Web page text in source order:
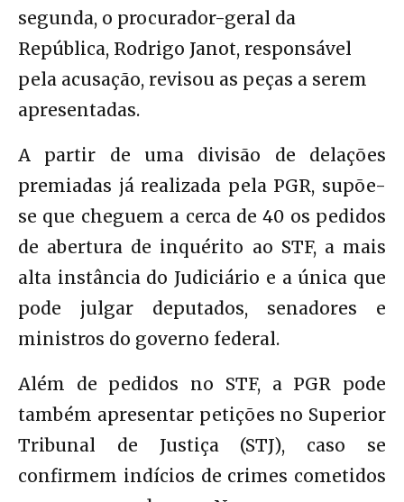
segunda, o procurador-geral da
República, Rodrigo Janot, responsável
pela acusação, revisou as peças a serem
apresentadas.
A partir de uma divisão de delações
premiadas já realizada pela PGR, supõe-
se que cheguem a cerca de 40 os pedidos
de abertura de inquérito ao STF, a mais
alta instância do Judiciário e a única que
pode julgar deputados, senadores e
ministros do governo federal.
Além de pedidos no STF, a PGR pode
também apresentar petições no Superior
Tribunal de Justiça (STJ), caso se
confirmem indícios de crimes cometidos